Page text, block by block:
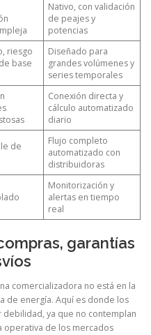
Nativo, con validación
de peajes y
potencias
riesgo
base
Diseñado para
grandes volúmenes y
series temporales
Conexión directa y
cálculo automatizado
diario
de
Flujo completo
automatizado con
distribuidoras
Monitorización y
alertas en tiempo
real
garantías
comercializadora no está en la
de energía. Aquí es donde los
debilidad, ya que no contemplan
operativa de los mercados